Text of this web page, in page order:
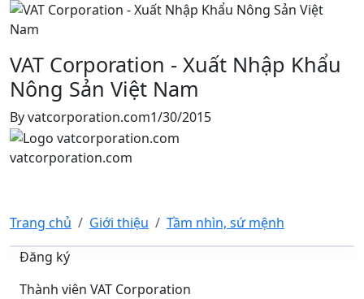
VAT Corporation - Xuất Nhập Khẩu
Nông Sản Việt Nam
Byvatcorporation.com1/30/2015
vatcorporation.com
Trang chủ Giới thiệu
Tầm nhìn, sứ mệnh
Đăng ký
Thành viên VAT Corporation